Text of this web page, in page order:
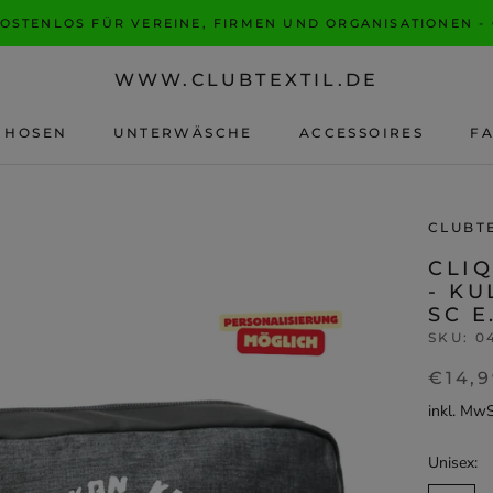
FÜR VEREINE, FIRMEN UND ORGANISATIONEN -
HOSEN UNTERWÄSCHE ACCESSOIRES
WWW.CLUBTEXTIL.DE
-
SC
SKU:
inkl.
Unisex: